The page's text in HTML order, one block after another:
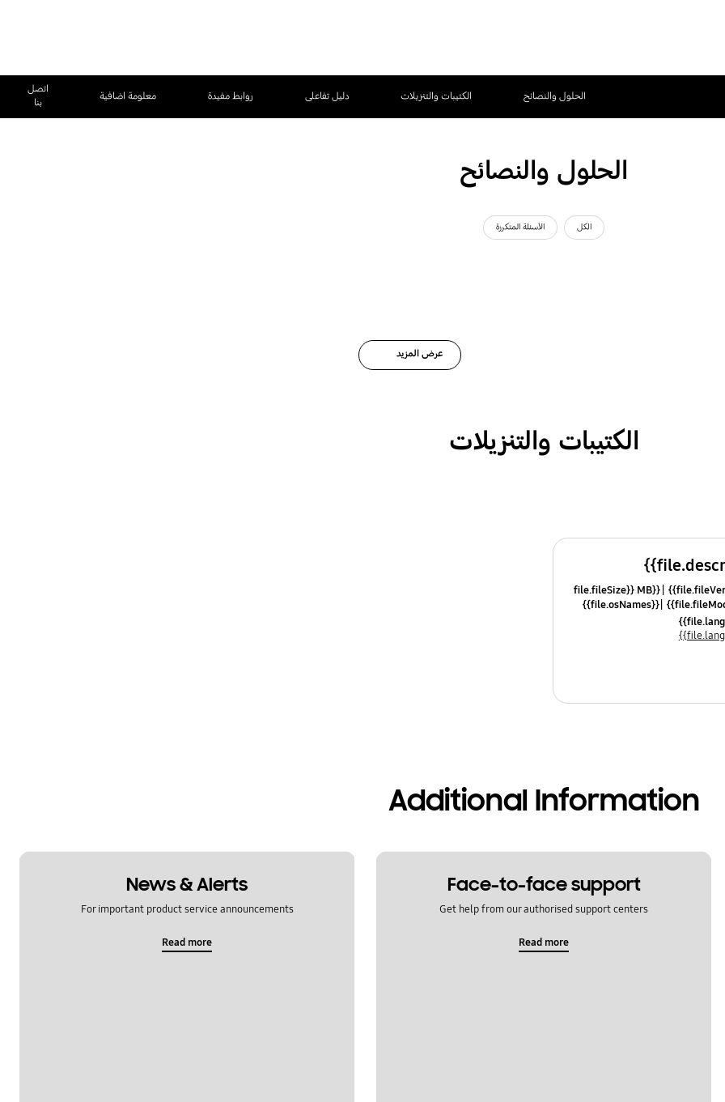
الحلول والنصائح الكتيبات والتنزيلات دليل تفاعلى روابط مفيدة معلومة اضافية
اتصل
بنا
الحلول والنصائح
الكل الأسئلة المتكررة
عرض المزيد
الكتيبات والتنزيلات
{{file.fileSize}} MB
{{file.osNames}}
Additional Information
Face-to-face support
Get help from our authorised support centers
Read more
News & Alerts
For important product service announcements
Read more